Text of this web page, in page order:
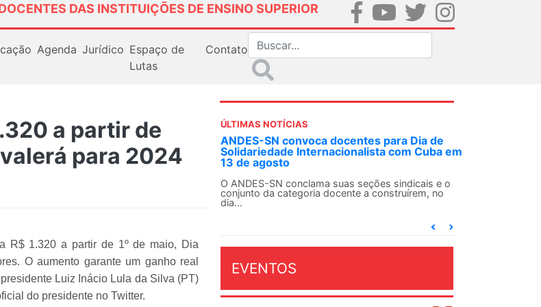
DAS INSTITUIÇÕES DE ENSINO SUPERIOR
Agenda Jurídico Espaço de
Lutas
Contato
a partir de
para 2024
R$ 1.320 a partir de 1º de maio, Dia
O aumento garante um ganho real
Luiz Inácio Lula da Silva (PT)
do presidente no Twitter.
ÚLTIMAS NOTÍCIAS
ANDES-SN convoca docentes para Dia de
Solidariedade Internacionalista com Cuba em
13 de agosto
O ANDES-SN conclama suas seções sindicais e o
conjunto da categoria docente a construírem, no
Em decisão inédita, Justiça Federal condena
ex-agente da ditadura por estupro
Federal Criminal do Rio de Janeiro condenou o...
EVENTOS